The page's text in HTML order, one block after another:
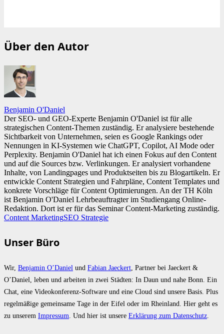
Über den Autor
Benjamin O'Daniel
Der SEO- und GEO-Experte Benjamin O'Daniel ist für alle
strategischen Content-Themen zuständig. Er analysiere bestehende
Sichtbarkeit von Unternehmen, seien es Google Rankings oder
Nennungen in KI-Systemen wie ChatGPT, Copilot, AI Mode oder
Perplexity. Benjamin O'Daniel hat ich einen Fokus auf den Content
und auf die Sources bzw. Verlinkungen. Er analysiert vorhandene
Inhalte, von Landingpages und Produktseiten bis zu Blogartikeln. Er
entwickle Content Strategien und Fahrpläne, Content Templates und
konkrete Vorschläge für Content Optimierungen. An der TH Köln
ist Benjamin O'Daniel Lehrbeauftragter im Studiengang Online-
Redaktion. Dort ist er für das Seminar Content-Marketing zuständig.
Content MarketingSEO Strategie
Unser Büro
Wir, Benjamin O’Daniel und Fabian Jaeckert , Partner bei Jaeckert &
O’Daniel, leben und arbeiten in zwei Städten: In Daun und nahe Bonn. Ein
Chat, eine Videokonferenz-Software und eine Cloud sind unsere Basis. Plus
regelmäßige gemeinsame Tage in der Eifel oder im Rheinland. Hier geht es
zu unserem Impressum . Und hier ist unsere Erklärung zum Datenschutz